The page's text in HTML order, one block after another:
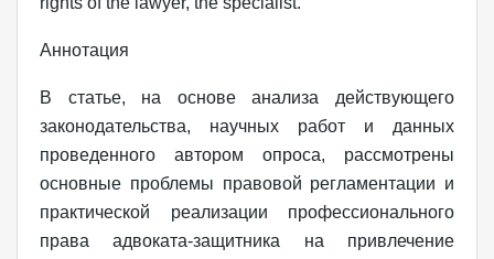
Аннотация
В статье, на основе анализа действующего
законодательства, научных работ и данных
проведенного автором опроса, рассмотрены
основные проблемы правовой регламентации и
практической реализации профессионального
права адвоката-защитника на привлечение